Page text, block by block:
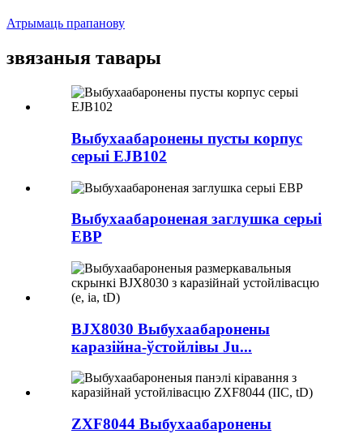
Атрымаць прапанову
звязаныя тавары
Выбухаабаронены пусты корпус
серыі EJB102
Выбухаабароненая заглушка серыі
EBP
BJX8030 Выбухаабаронены
каразійна-ўстойлівы Ju...
ZXF8044 Выбухаабаронены